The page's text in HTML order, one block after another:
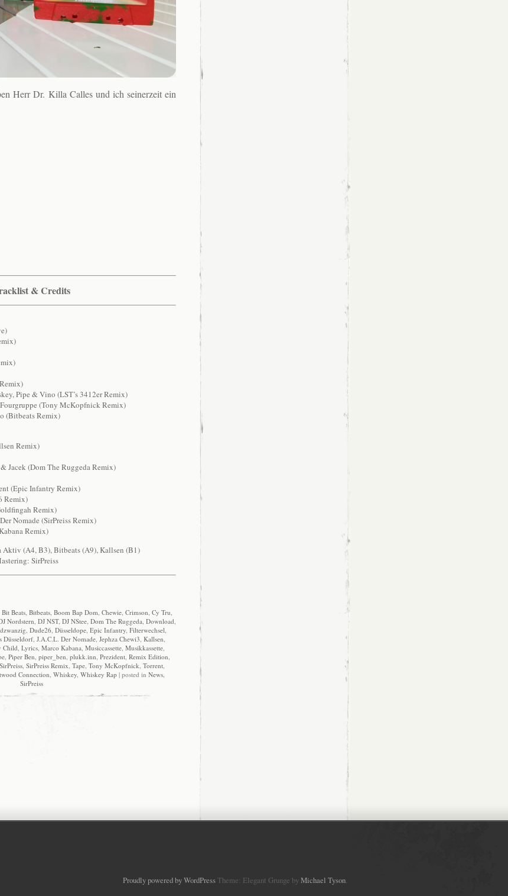
Herr Dr. Killa Calles und ich seinerzeit ein
& Credits
Pipe & Vino (LST’s 3412er Remix)
(Tony McKopfnick Remix)
(Bitbeats Remix)
Remix)
Jacek (Dom The Ruggeda Remix)
(Epic Infantry Remix)
Remix)
Remix)
Nomade (SirPreiss Remix)
Remix)
Aktiv (A4, B3), Bitbeats (A9), Kallsen (B1)
SirPreiss
Bit Beats, Bitbeats, Boom Bap Dom, Chewie, Crimson, Cy Tru,
Nordstern, DJ NST, DJ NStee, Dom The Ruggeda, Download,
, Dude26, Düsseldope, Epic Infantry, Filterwechsel,
Düsseldorf, J.A.C.L. Der Nomade, Jephza Chewi3, Kallsen,
Child, Lyrics, Marco Kabana, Musiccassette, Musikkassette,
, Piper Ben, piper_ben, plukk.inn, Prezident, Remix Edition,
SirPreiss, SirPreiss Remix, Tape, Tony McKopfnick, Torrent,
Connection, Whiskey, Whiskey Rap| posted in News,
SirPreiss
Proudly powered by WordPressTheme: Elegant Grunge byMichael Tyson.